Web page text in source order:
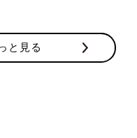
年7位からランクアップ。
てほしい」「娘がいるだ
るような人になってほし
と見る